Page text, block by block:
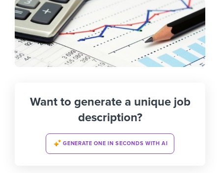
Want to generate a unique job
description?
GENERATE ONE IN SECONDS WITH AI